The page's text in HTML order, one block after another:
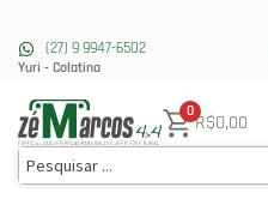
(27) 9 9947-6502
Yuri - Colatina
0R$0,00